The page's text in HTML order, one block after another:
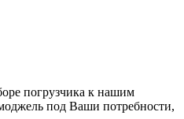
погрузчика к нашим
под Ваши потребности,